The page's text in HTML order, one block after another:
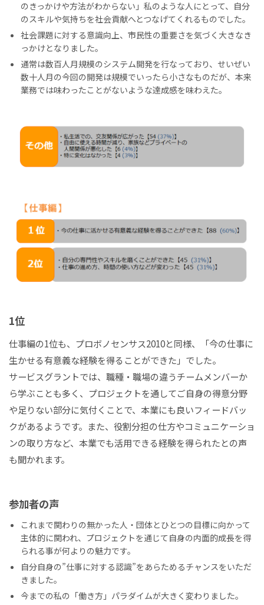
のきっかけや方法がわからない」私のような人にとって、自分
のスキルや気持ちを社会貢献へとつなげてくれるものでした。
社会課題に対する意識向上、市民性の重要さを気づく大きなき
っかけとなりました。
通常は数百人月規模のシステム開発を行なっており、せいぜい
数十人月の今回の開発は規模でいったら小さなものだが、本来
業務では味わったことがないような達成感を味わえた。
1位
仕事編の1位も、プロボノセンサス2010と同様、「今の仕事に
生かせる有意義な経験を得ることができた」でした。
サービスグラントでは、職種・職場の違うチームメンバーか
ら学ぶことも多く、プロジェクトを通してご自身の得意分野
や足りない部分に気付くことで、本業にも良いフィードバッ
クがあるようです。また、役割分担の仕方やコミュニケーショ
ンの取り方など、本業でも活用できる経験を得られたとの声
も聞かれます。
参加者の声
これまで関わりの無かった人・団体とひとつの目標に向かって
主体的に関われ、プロジェクトを通じて自身の内面的成長を得
られる事が何よりの魅力です。
自分自身の”仕事に対する認識”をあらためるチャンスをいただ
きました。
今までの私の「働き方」パラダイムが大きく変わりました。